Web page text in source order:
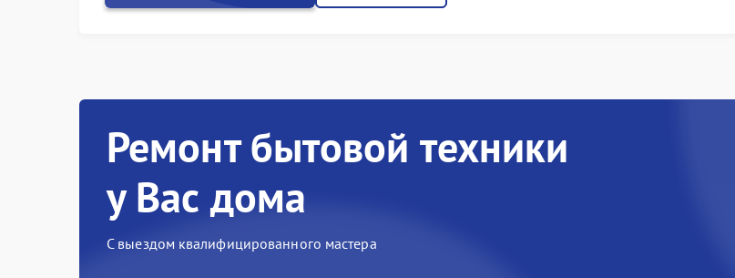
Ремонт бытовой техники
у Вас дома
С выездом квалифицированного мастера